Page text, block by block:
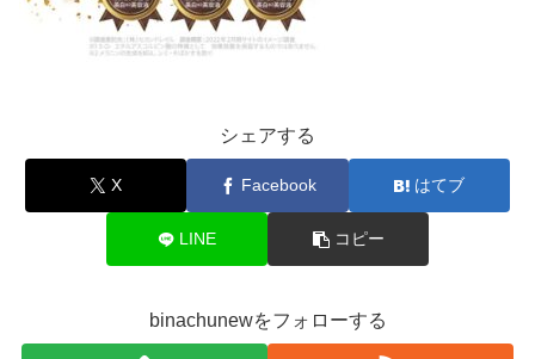
シェアする
X Facebook はてブ
LINE コピー
binachunewをフォローする